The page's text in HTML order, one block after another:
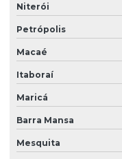
Niterói
Petrópolis
Macaé
Itaboraí
Maricá
Barra Mansa
Mesquita